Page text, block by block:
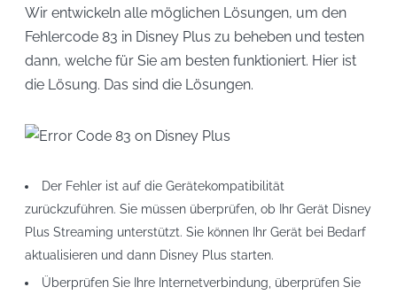
Wir entwickeln alle möglichen Lösungen, um den
Fehlercode 83 in Disney Plus zu beheben und testen
dann, welche für Sie am besten funktioniert. Hier ist
die Lösung. Das sind die Lösungen.
Der Fehler ist auf die Gerätekompatibilität
zurückzuführen. Sie müssen überprüfen, ob Ihr Gerät Disney
Plus Streaming unterstützt. Sie können Ihr Gerät bei Bedarf
aktualisieren und dann Disney Plus starten.
Überprüfen Sie Ihre Internetverbindung, überprüfen Sie